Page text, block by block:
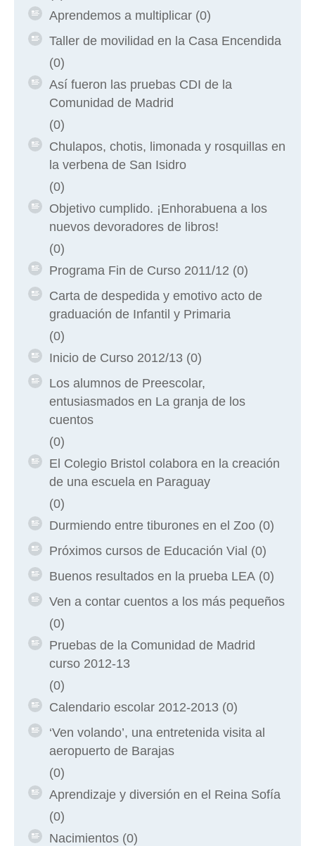
Aprendemos a multiplicar (0)
Taller de movilidad en la Casa Encendida
(0)
Así fueron las pruebas CDI de la
Comunidad de Madrid
(0)
Chulapos, chotis, limonada y rosquillas en
la verbena de San Isidro
(0)
Objetivo cumplido. ¡Enhorabuena a los
nuevos devoradores de libros!
(0)
Programa Fin de Curso 2011/12 (0)
Carta de despedida y emotivo acto de
graduación de Infantil y Primaria
(0)
Inicio de Curso 2012/13 (0)
Los alumnos de Preescolar,
entusiasmados en La granja de los
cuentos
(0)
El Colegio Bristol colabora en la creación
de una escuela en Paraguay
(0)
Durmiendo entre tiburones en el Zoo (0)
Próximos cursos de Educación Vial (0)
Buenos resultados en la prueba LEA (0)
Ven a contar cuentos a los más pequeños
(0)
Pruebas de la Comunidad de Madrid
curso 2012-13
(0)
Calendario escolar 2012-2013 (0)
‘Ven volando’, una entretenida visita al
aeropuerto de Barajas
(0)
Aprendizaje y diversión en el Reina Sofía
(0)
Nacimientos (0)